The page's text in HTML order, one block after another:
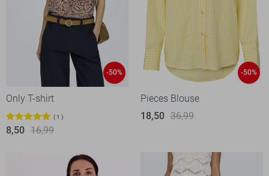
-50%
Only T-shirt
1
8,50 16,99
-50%
Pieces Blouse
18,50 36,99